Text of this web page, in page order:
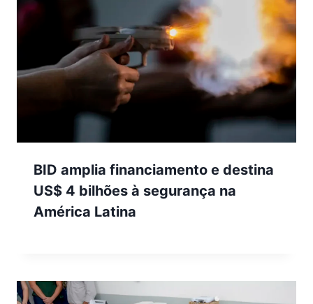
BID amplia financiamento e destina
US$ 4 bilhões à segurança na
América Latina